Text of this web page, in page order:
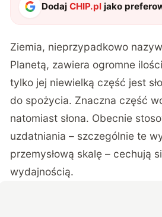
DodajCHIP.pl jako
Ziemia, nieprzypadkowo
Planetą, zawiera ogromne
tylko jej niewielką część jest
do spożycia. Znaczna część
natomiast słona. Obecnie
uzdatniania – szczególnie te
przemysłową skalę – cechują
wydajnością.